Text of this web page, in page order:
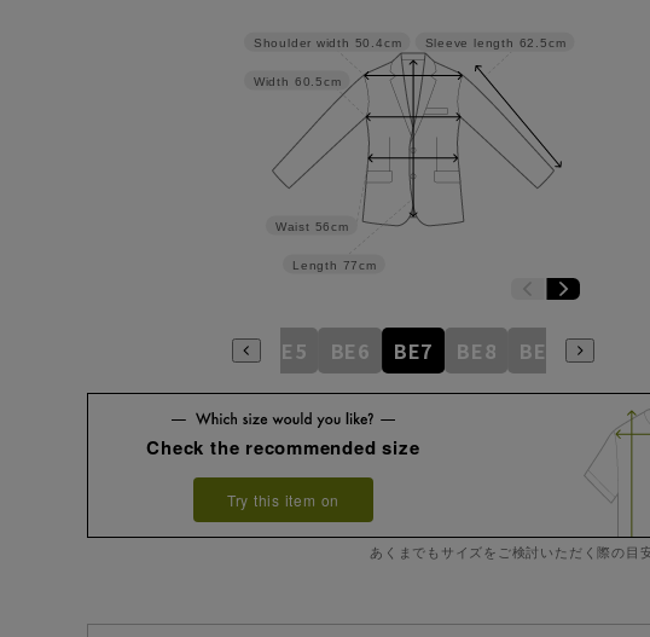
Sleeve length 62.5cm
Length 77cm
Waist 56cm
Width 60.5cm
Shoulder width 50.4cm
BE4 BE5 BE6 BE7 BE8 BE9 BE10
Check the recommended size
Try this item on
あくまでもサイズをご検討いただく際の目